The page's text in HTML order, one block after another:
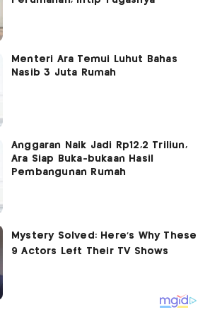
Menteri Ara Temui Luhut Bahas
Nasib 3 Juta Rumah
Anggaran Naik Jadi Rp12,2 Triliun,
Ara Siap Buka-bukaan Hasil
Pembangunan Rumah